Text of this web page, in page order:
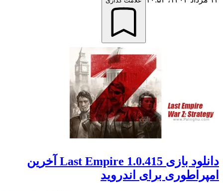
دانلود بازی Last Empire 1.0.415 آخرین
برای اندروید